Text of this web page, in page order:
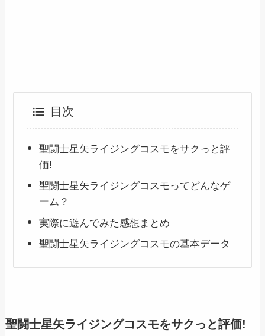
目次
聖闘士星矢ライジングコスモをサクっと評
価!
聖闘士星矢ライジングコスモってどんなゲ
ーム？
実際に遊んでみた感想まとめ
聖闘士星矢ライジングコスモの基本データ
聖闘士星矢ライジングコスモをサクっと評価!